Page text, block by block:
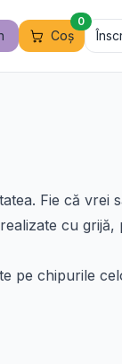
Coș
0
Fie că vrei
cu grijă,
pe chipurile